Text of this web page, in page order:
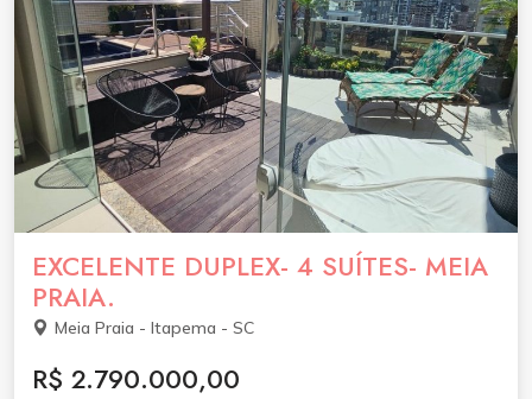
EXCELENTE DUPLEX- 4 SUÍTES- MEIA
PRAIA.
Meia Praia - Itapema - SC
R$ 2.790.000,00